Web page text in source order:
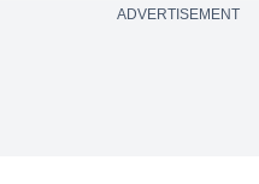
ADVERTISEMENT